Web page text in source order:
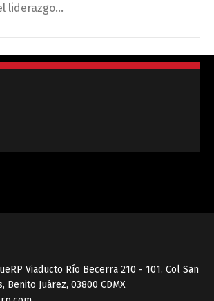
liderazgo...
Viaducto Río Becerra 210 - 101. Col San
Benito Juárez, 03800 CDMX